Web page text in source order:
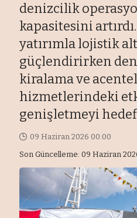
denizcilik
kapasitesini
yatırımla lojistik
güçlendirirken
kiralama ve
hizmetlerindeki
genişletmeyi
Son Güncelleme: 09 Haziran
09 Haziran 2026 00:00